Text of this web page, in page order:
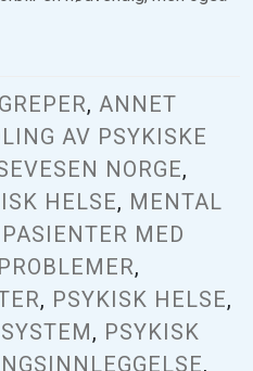
, ANNET
AV PSYKISKE
NORGE,
HELSE, MENTAL
PASIENTER MED
,
, PSYKISK HELSE,
, PSYKISK
,